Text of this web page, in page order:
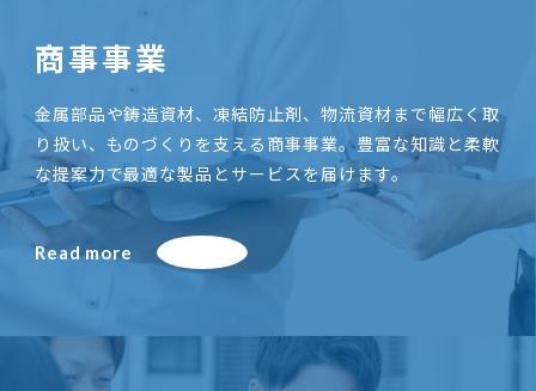
商事事業
金属部品や鋳造資材、凍結防止剤、物流資材まで幅広く取
り扱い、ものづくりを支える商事事業。豊富な知識と柔軟
な提案力で最適な製品とサービスを届けます。
Read more